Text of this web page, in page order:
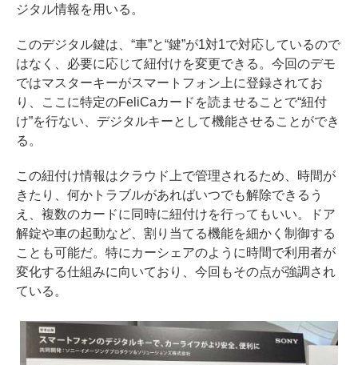
ジタル情報を用いる。
このデジタル鍵は、“車”と“鍵”が1対1で対応しているので
はなく、必要に応じて紐付けを変更できる。今回のデモ
ではマスターキーがスマートフォン上に登録されてお
り、ここに特定のFeliCaカードを読ませることで“紐付
け”を行ない、デジタルキーとして機能させることができ
る。
この紐付け情報はクラウド上で管理されるため、時間が
きたり、何かトラブルがあればいつでも解除できるう
え、複数のカードに同時に紐付けを行ってもいい。ドア
解錠や車の起動など、割り当てる機能を細かく制御する
ことも可能だ。特にカーシェアのように時間で利用者が
変化する仕組みに向いており、今回もその点が強調され
ている。